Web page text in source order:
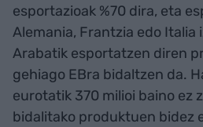
esportazioak %70 dira, eta
Alemania, Frantzia edo
Arabatik esportatzen diren
gehiago EBra bidaltzen da.
eurotatik 370 milioi baino ez
bidalitako produktuen bidez